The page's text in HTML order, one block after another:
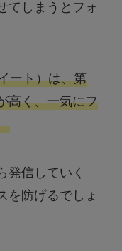
てしまうとフォ
ート）は、第
高く、一気にフ
発信していく
を防げるでしょ